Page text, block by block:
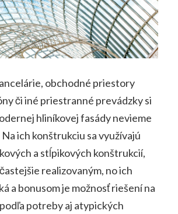
obchodné priestory
či iné priestranné prevádzky si
hliníkovej fasády nevieme
ich konštrukciu sa využívajú
a stĺpikových konštrukcií,
realizovaným, no ich
a bonusom je možnosť riešení na
potreby aj atypických